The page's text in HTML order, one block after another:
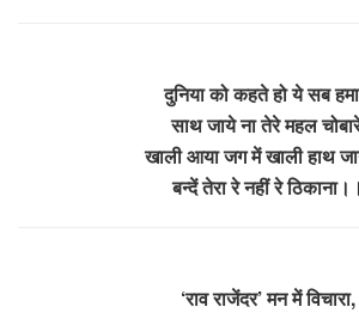
दुनिया को कहते हो ये सब
साथ जाये ना तेरे महल
खाली आया जग में खाली हाथ
बन्दें तेरा रे नहीं रे ठिकाना।।
‘राव राजेंदर’ मन में विचारा,